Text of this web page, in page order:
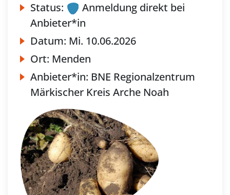
Status:
Anmeldung direkt bei
Anbieter*in
Datum: Mi. 10.06.2026
Ort: Menden
Anbieter*in: BNE Regionalzentrum
Märkischer Kreis Arche Noah